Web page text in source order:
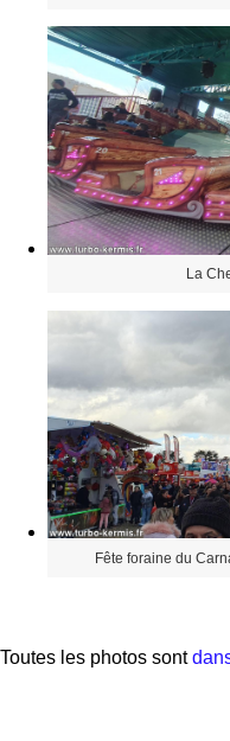
La
Fête foraine du
Toutes les photos sont